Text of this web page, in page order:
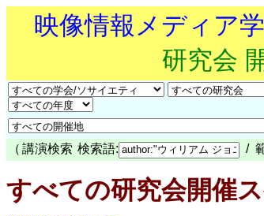
映像情報メディア
研究会
（ 講演検索 検索語: /
すべての研究会開催